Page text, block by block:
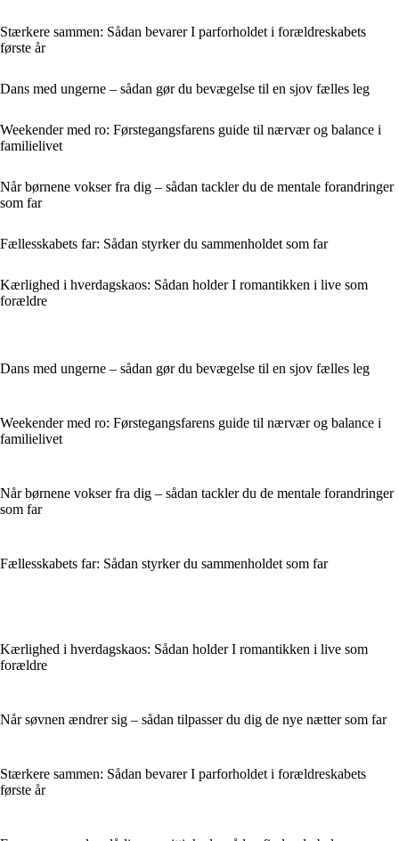
Stærkere sammen: Sådan bevarer I parforholdet i forældreskabets
første år
Dans med ungerne – sådan gør du bevægelse til en sjov fælles leg
Weekender med ro: Førstegangsfarens guide til nærvær og balance i
familielivet
Når børnene vokser fra dig – sådan tackler du de mentale forandringer
som far
Fællesskabets far: Sådan styrker du sammenholdet som far
Kærlighed i hverdagskaos: Sådan holder I romantikken i live som
forældre
Dans med ungerne – sådan gør du bevægelse til en sjov fælles leg
Weekender med ro: Førstegangsfarens guide til nærvær og balance i
familielivet
Når børnene vokser fra dig – sådan tackler du de mentale forandringer
som far
Fællesskabets far: Sådan styrker du sammenholdet som far
Kærlighed i hverdagskaos: Sådan holder I romantikken i live som
forældre
Når søvnen ændrer sig – sådan tilpasser du dig de nye nætter som far
Stærkere sammen: Sådan bevarer I parforholdet i forældreskabets
første år